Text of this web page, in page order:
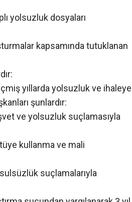
yolsuzluk dosyaları
kapsamında tutuklanan
yıllarda yolsuzluk ve ihaleye
şunlardır:
ve yolsuzluk suçlamasıyla
kullanma ve mali
suçlamalarıyla